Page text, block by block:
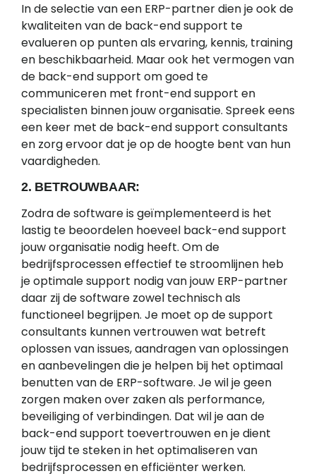
In de selectie van een ERP-partner dien je ook de
kwaliteiten van de back-end support te
evalueren op punten als ervaring, kennis, training
en beschikbaarheid. Maar ook het vermogen van
de back-end support om goed te
communiceren met front-end support en
specialisten binnen jouw organisatie. Spreek eens
een keer met de back-end support consultants
en zorg ervoor dat je op de hoogte bent van hun
vaardigheden.
2. BETROUWBAAR:
Zodra de software is geïmplementeerd is het
lastig te beoordelen hoeveel back-end support
jouw organisatie nodig heeft. Om de
bedrijfsprocessen effectief te stroomlijnen heb
je optimale support nodig van jouw ERP-partner
daar zij de software zowel technisch als
functioneel begrijpen. Je moet op de support
consultants kunnen vertrouwen wat betreft
oplossen van issues, aandragen van oplossingen
en aanbevelingen die je helpen bij het optimaal
benutten van de ERP-software. Je wil je geen
zorgen maken over zaken als performance,
beveiliging of verbindingen. Dat wil je aan de
back-end support toevertrouwen en je dient
jouw tijd te steken in het optimaliseren van
bedrijfsprocessen en efficiënter werken.